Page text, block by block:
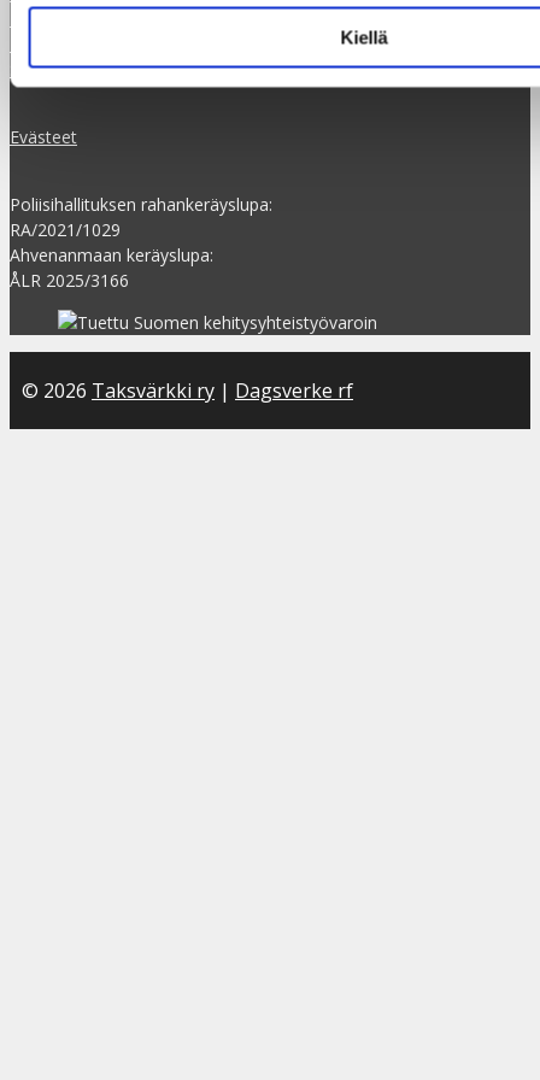
Kiellä
Saavutettavuusseloste
Evästeet
Poliisihallituksen rahankeräyslupa:
RA/2021/1029
Ahvenanmaan keräyslupa:
ÅLR 2025/3166
© 2026 Taksvärkki ry | Dagsverke rf